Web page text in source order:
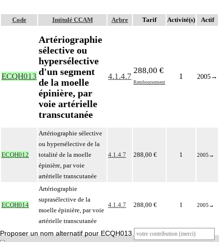
Code Intitulé CCAM Arbre Tarif Activité(s) Actif
ECQH013
Artériographie
sélective ou
hypersélective
d'un segment
de la moelle
épinière, par
voie artérielle
transcutanée
4.1.4.7
288,00 €
Remboursement
1 2005→
ECQH012
Artériographie sélective
ou hypersélective de la
totalité de la moelle
épinière, par voie
artérielle transcutanée
4.1.4.7 288,00 € 1 2005 →
ECQH014
Artériographie
suprasélective de la
moelle épinière, par voie
artérielle transcutanée
4.1.4.7 288,00 € 1 2005 →
Proposer un nom alternatif pour ECQH013